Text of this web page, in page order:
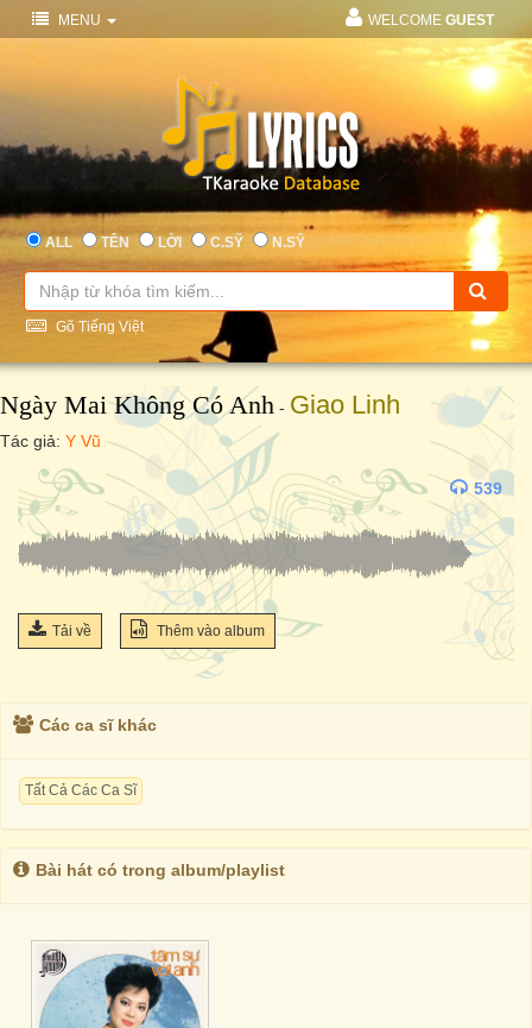
MENU WELCOME GUEST
ALL TÊN LỜI C.SỸ N.SỸ
Gõ Tiếng Việt
Ngày Mai Không Có Anh - Giao Linh
Tác giả: Y Vũ
539
Tải về Thêm vào album
Các ca sĩ khác
Tất Cả Các Ca Sĩ
Bài hát có trong album/playlist